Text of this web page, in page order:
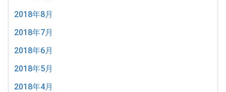
2018年8月
2018年7月
2018年6月
2018年5月
2018年4月